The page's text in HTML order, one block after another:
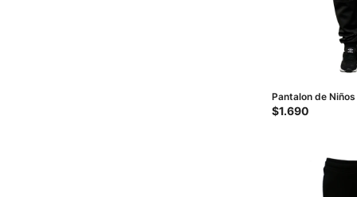
Pantalon de
Negro
$1.690